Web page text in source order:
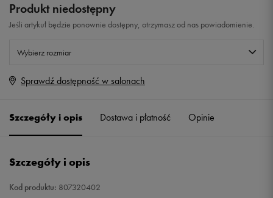
Produkt niedostępny
Jeśli artykuł będzie ponownie dostępny, otrzymasz od nas powiadomienie.
Wybierz rozmiar
Rozmiary EU
Sprawdź dostępność w salonach
Szczegóły i opis Dostawa i płatność Opinie
Szczegóły i opis
Kod produktu: 807320402